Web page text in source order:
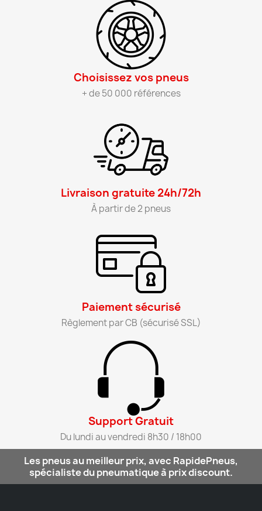
Choisissez vos pneus​
+ de 50 000 références
Livraison gratuite 24h/72h​
À partir de 2 pneus​
Paiement sécurisé​
Règlement par CB (sécurisé SSL)​
Support Gratuit​
Du lundi au vendredi 8h30 / 18h00​
Les pneus au meilleur prix, avec RapidePneus,
spécialiste du pneumatique à prix discount.